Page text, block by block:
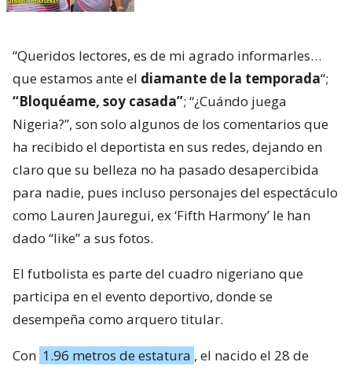
“Queridos lectores, es de mi agrado informarles…
que estamos ante el diamante de la temporada“;
“Bloquéame, soy casada”; “¿Cuándo juega
Nigeria?”, son solo algunos de los comentarios que
ha recibido el deportista en sus redes, dejando en
claro que su belleza no ha pasado desapercibida
para nadie, pues incluso personajes del espectáculo
como Lauren Jauregui, ex ‘Fifth Harmony’ le han
dado “like” a sus fotos.
El futbolista es parte del cuadro nigeriano que
participa en el evento deportivo, donde se
desempeña como arquero titular.
Con 1.96 metros de estatura , el nacido el 28 de